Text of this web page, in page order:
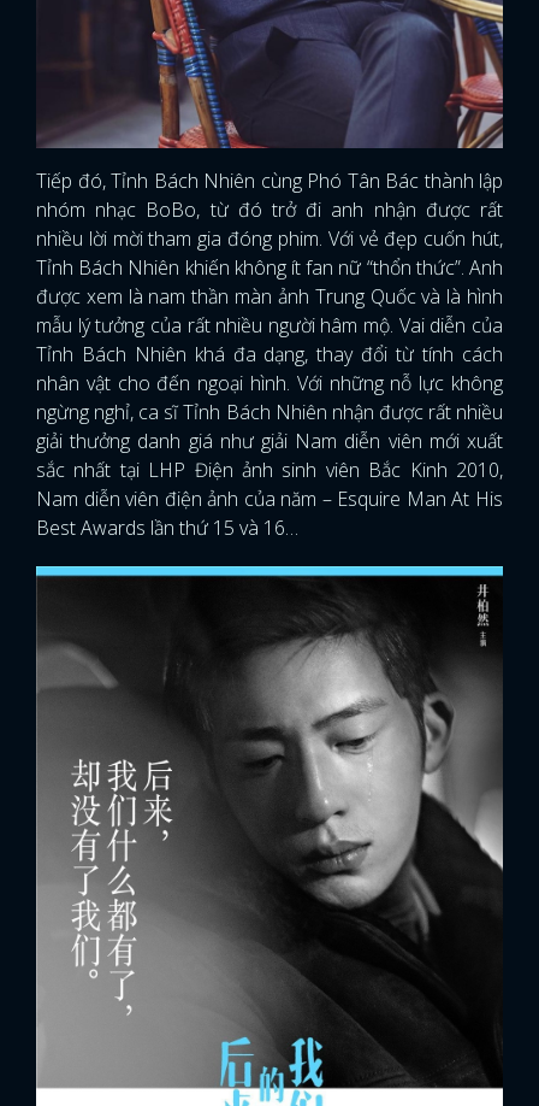
Tiếp đó, Tỉnh Bách Nhiên cùng Phó Tân Bác thành lập
nhóm nhạc BoBo, từ đó trở đi anh nhận được rất
nhiều lời mời tham gia đóng phim. Với vẻ đẹp cuốn hút,
Tỉnh Bách Nhiên khiến không ít fan nữ “thổn thức”. Anh
được xem là nam thần màn ảnh Trung Quốc và là hình
mẫu lý tưởng của rất nhiều người hâm mộ. Vai diễn của
Tỉnh Bách Nhiên khá đa dạng, thay đổi từ tính cách
nhân vật cho đến ngoại hình. Với những nỗ lực không
ngừng nghỉ, ca sĩ Tỉnh Bách Nhiên nhận được rất nhiều
giải thưởng danh giá như giải Nam diễn viên mới xuất
sắc nhất tại LHP Điện ảnh sinh viên Bắc Kinh 2010,
Nam diễn viên điện ảnh của năm – Esquire Man At His
Best Awards lần thứ 15 và 16…